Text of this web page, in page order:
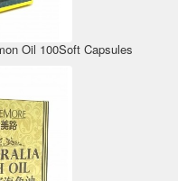
Oil 100Soft Capsules